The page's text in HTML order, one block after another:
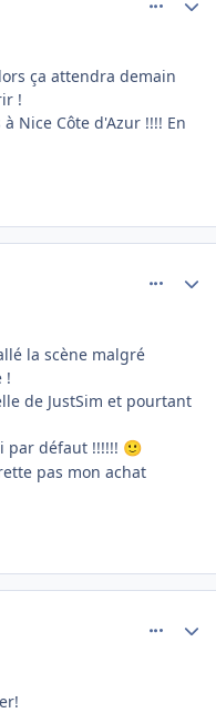
ça attendra demain
!
Nice Côte d'Azur !!!! En
la scène malgré
!
de JustSim et pourtant
par défaut !!!!!! 🙂
pas mon achat